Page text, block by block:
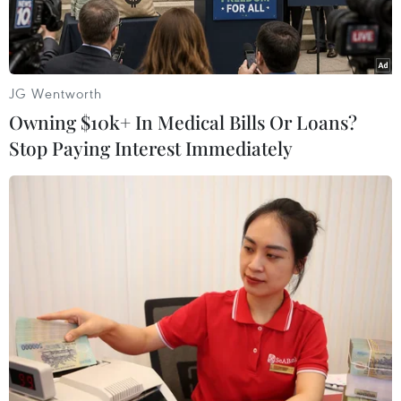
Quang cảnh một lễ kỷ niệm chiến thắng Ngọc Hồi-Đống Đa ở
Gò Đống Đa. (Ảnh: TTXVN)
Sau Tết Nguyên đán là thời điểm các lễ hội
Xuân trên địa bàn Hà Nội tưng bừng khai hội.
Sau nhiều năm gián đoạn bởi dịch COVID-19,
JG Wentworth
Owning $10k+ In Medical Bills Or Loans?
Stop Paying Interest Immediately